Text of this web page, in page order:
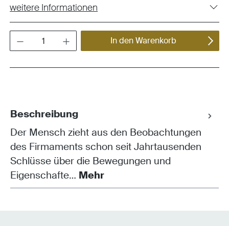
weitere Informationen
In den Warenkorb
Beschreibung
Der Mensch zieht aus den Beobachtungen
des Firmaments schon seit Jahrtausenden
Schlüsse über die Bewegungen und
Eigenschafte… Mehr